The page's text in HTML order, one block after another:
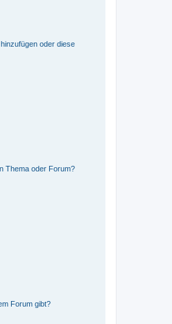
oder diese
Thema oder Forum?
Forum gibt?